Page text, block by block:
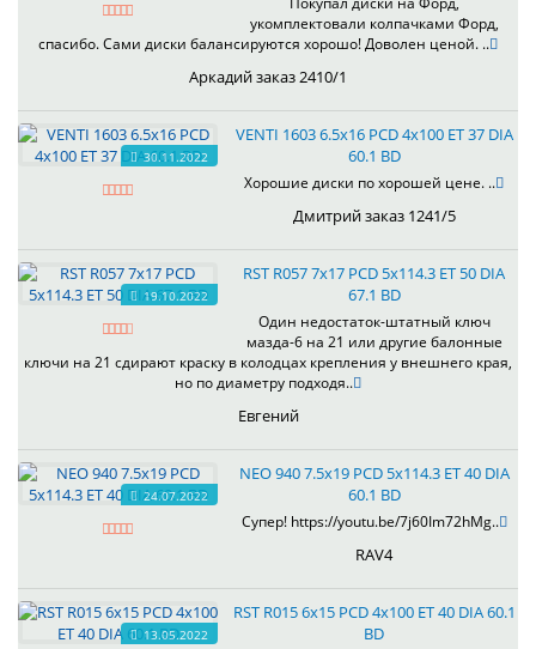
укомплектовали колпачками Форд,
спасибо. Сами диски балансируются хорошо! Доволен ценой. ..
Аркадий заказ 2410/1
30.11.2022
VENTI 1603 6.5x16 PCD 4x100 ET 37 DIA
60.1 BD
Хорошие диски по хорошей цене. ..
Дмитрий заказ 1241/5
19.10.2022
RST R057 7x17 PCD 5x114.3 ET 50 DIA
67.1 BD
Один недостаток-штатный ключ
мазда-6 на 21 или другие балонные
ключи на 21 сдирают краску в колодцах крепления у внешнего края,
но по диаметру подходя..
Евгений
24.07.2022
NEO 940 7.5x19 PCD 5x114.3 ET 40 DIA
60.1 BD
Супер! https://youtu.be/7j60Im72hMg..
RAV4
13.05.2022
RST R015 6x15 PCD 4x100 ET 40 DIA 60.1
BD